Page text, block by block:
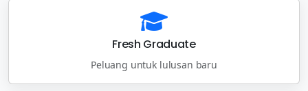
Fresh Graduate
Peluang untuk lulusan baru